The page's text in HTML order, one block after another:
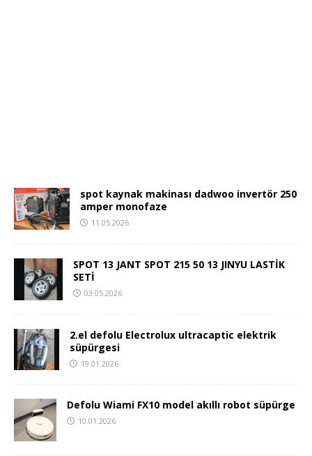
spot kaynak makinası dadwoo invertör 250
amper monofaze
11.05.2026
SPOT 13 JANT SPOT 215 50 13 JINYU LASTİK
SETİ
03.05.2026
2.el defolu Electrolux ultracaptic elektrik
süpürgesi
19.01.2026
Defolu Wiami FX10 model akıllı robot süpürge
10.01.2026